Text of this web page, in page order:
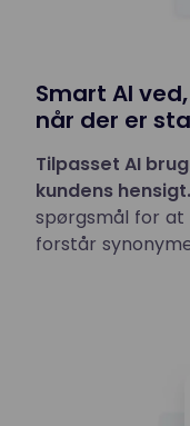
Smart AI
når der er
Tilpasset AI
kundens hensigt.
spørgsmål for
forstår